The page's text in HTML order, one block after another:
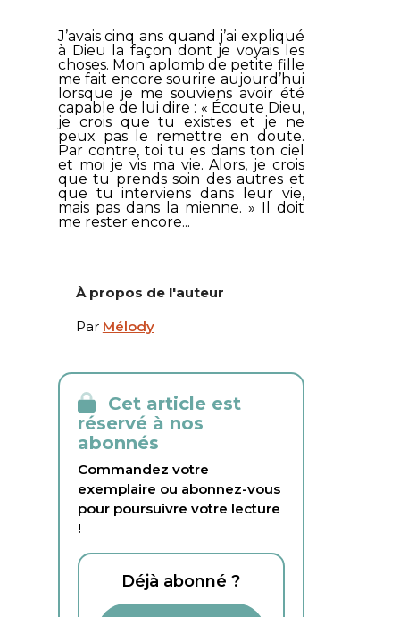
J’avais cinq ans quand j’ai expliqué
à Dieu la façon dont je voyais les
choses. Mon aplomb de petite fille
me fait encore sourire aujourd’hui
lorsque je me souviens avoir été
capable de lui dire : « Écoute Dieu,
je crois que tu existes et je ne
peux pas le remettre en doute.
Par contre, toi tu es dans ton ciel
et moi je vis ma vie. Alors, je crois
que tu prends soin des autres et
que tu interviens dans leur vie,
mais pas dans la mienne. » Il doit
me rester encore...
À propos de l'auteur
Par Mélody
Cet article est
réservé à nos
abonnés
Commandez votre
exemplaire ou abonnez-vous
pour poursuivre votre lecture
!
Déjà abonné ?